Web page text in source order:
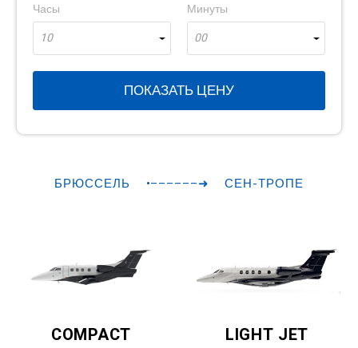
Часы
10
Минуты
00
ПОКАЗАТЬ ЦЕНУ
БРЮССЕЛЬ •––––––➜ СЕН-ТРОПЕ
COMPACT LIGHT JET